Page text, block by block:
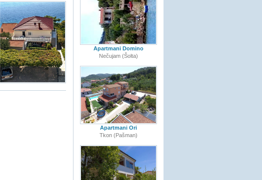
Apartmani Domino
Nečujam (Šolta)
Apartmani Ori
Tkon (Pašman)